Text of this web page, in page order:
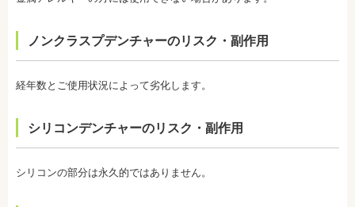
新潟大学医歯学総合病院にて研修
・歯科で行うホワイトニングでも1回の施術で思った
す。歯の厚みの違いやホワイトニングの作用が出に
に起こるということではなく、個人差が大きいた
続けていくことで目立たなくなることが多いです。
ノンクラスプデンチャーのリスク・副作用
経年数とご使用状況によって劣化します。
シリコンデンチャーのリスク・副作用
シリコンの部分は永久的ではありません。